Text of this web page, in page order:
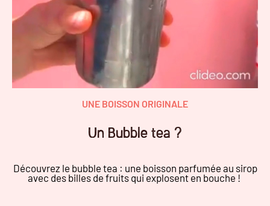
UNE BOISSON ORIGINALE
Un Bubble tea ?
Découvrez le bubble tea : une boisson parfumée au sirop
avec des billes de fruits qui explosent en bouche !